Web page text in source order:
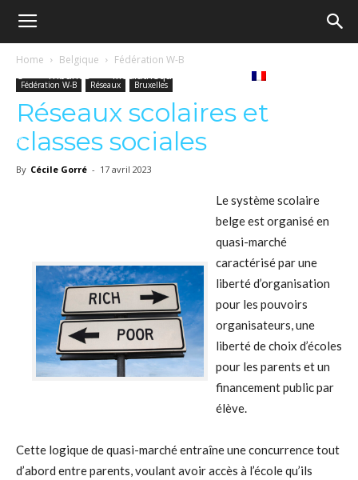
Ecole
démocratique
school
Tribunes Médiathèque
Home Belgique Fédération W-B
Fédération W-B Réseaux Bruxelles
Réseaux scolaires et
classes sociales
By Cécile Gorré - 17 avril 2023
Le système scolaire
belge est organisé en
quasi-marché
caractérisé par une
liberté d’organisation
pour les pouvoirs
organisateurs, une
liberté de choix d’écoles
pour les parents et un
financement public par
élève.
Cette logique de quasi-marché entraîne une concurrence tout
d’abord entre parents, voulant avoir accès à l’école qu’ils